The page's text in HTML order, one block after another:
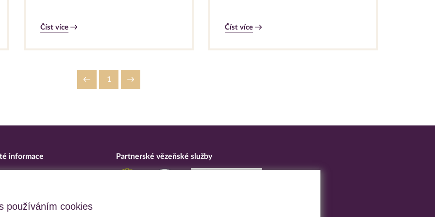
používáním cookies
Číst více Číst více
1
informace
opatření
Partnerské vězeňské služby